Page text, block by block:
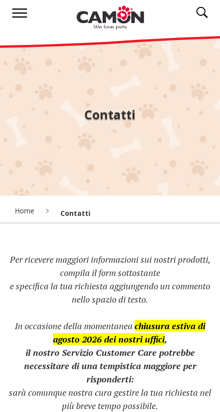
Contatti
Home Contatti
Per ricevere maggiori informazioni sui nostri prodotti,
compila il form sottostante
e specifica la tua richiesta aggiungendo un commento
nello spazio di testo.
In occasione della momentanea chiusura estiva di
agosto 2026 dei nostri uffici,
il nostro Servizio Customer Care potrebbe
necessitare di una tempistica maggiore per
risponderti:
sarà comunque nostra cura gestire la tua richiesta nel
più breve tempo possibile.